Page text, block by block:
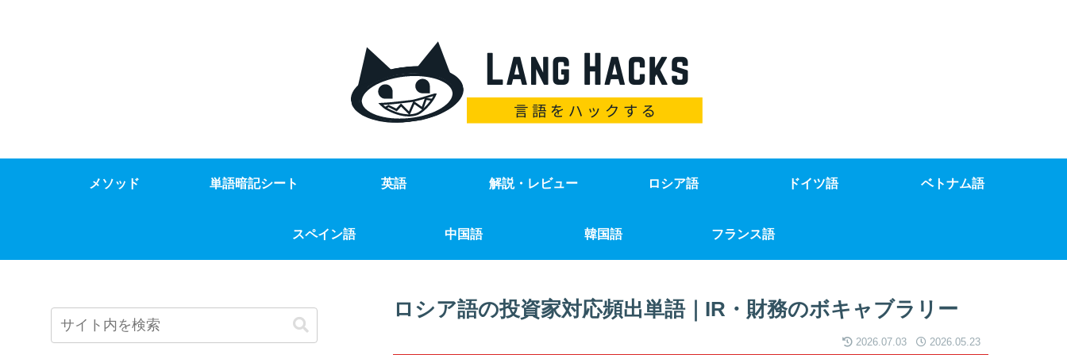
メソッド 単語暗記シート 英語 解説・レビュー ロシア語 ドイツ語 ベトナム語
スペイン語 中国語 韓国語 フランス語
ロシア語の投資家対応頻出単語｜IR・財務のボキャブラリー
2026.07.03 2026.05.23